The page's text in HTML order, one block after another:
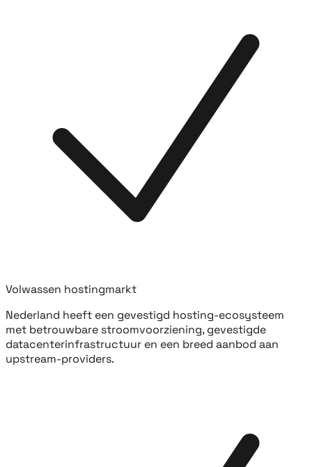
Volwassen hostingmarkt
Nederland heeft een gevestigd hosting-ecosysteem
met betrouwbare stroomvoorziening, gevestigde
datacenterinfrastructuur en een breed aanbod aan
upstream-providers.